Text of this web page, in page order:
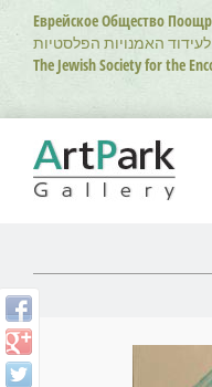
Перейти
основному
содержанию
Еврейское Общество
האמנויות הפלסטיות
The Jewish Society for the